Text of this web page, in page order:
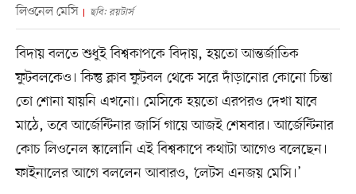
লিওনেল মেসি ছবি: রয়টার্স
বিদায় বলতে শুধুই বিশ্বকাপকে বিদায়, হয়তো আন্তর্জাতিক
ফুটবলকেও। কিন্তু ক্লাব ফুটবল থেকে সরে দাঁড়ানোর কোনো চিন্তা
তো শোনা যায়নি এখনো। মেসিকে হয়তো এরপরও দেখা যাবে
মাঠে, তবে আর্জেন্টিনার জার্সি গায়ে আজই শেষবার। আর্জেন্টিনার
কোচ লিওনেল স্কালোনি এই বিশ্বকাপে কথাটা আগেও বলেছেন।
ফাইনালের আগে বললেন আবারও, ‘লেটস এনজয় মেসি।’